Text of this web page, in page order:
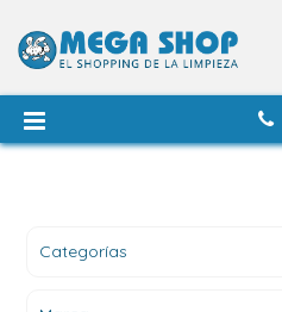
Categorías